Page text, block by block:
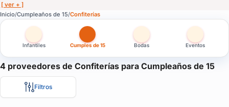
[ ver + ]
Inicio Cumpleaños de 15 Confiterías
Infantiles Cumples de 15 Bodas Eventos
4 proveedores de Confiterías para Cumpleaños de 15
Filtros
Confiterías para Cumpleaños de 15 en Uruguay
No existen fiestas, eventos, casamientos o cumpleaños sin
Solicitá cotización a los mejores servicios de confitería.
Contratá servicio de lunch de la mejor calidad para tu evento: